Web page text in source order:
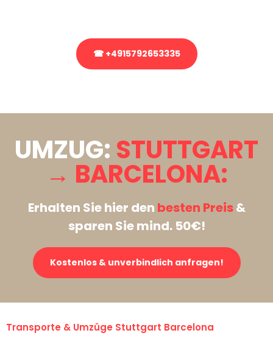
☎ +4915792653335
UMZUG: STUTTGART
→ BARCELONA:
Erhalten Sie hier den besten Preis&
sparen Sie mind. 50€!
Kostenlos & unverbindlich anfragen!
Transporte & Umzüge Stuttgart Barcelona